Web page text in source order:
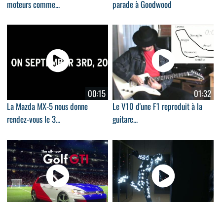
moteurs comme...
parade à Goodwood
00:15
La Mazda MX-5 nous donne
rendez-vous le 3...
01:32
Le V10 d'une F1 reproduit à la
guitare...